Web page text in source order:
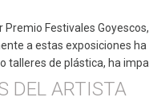
Premio Festivales
a estas exposiciones
talleres de plástica, ha
DEL ARTISTA